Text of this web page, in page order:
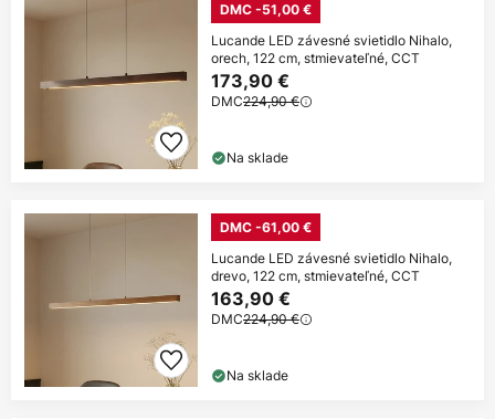
DMC -51,00 €
Lucande LED závesné svietidlo Nihalo,
orech, 122 cm, stmievateľné, CCT
173,90 €
DMC224,90 €
Na sklade
DMC -61,00 €
Lucande LED závesné svietidlo Nihalo,
drevo, 122 cm, stmievateľné, CCT
163,90 €
DMC224,90 €
Na sklade